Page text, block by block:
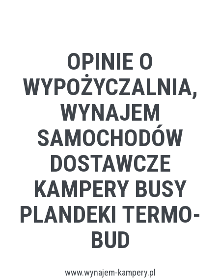
OPINIE O
WYPOŻYCZALNIA,
WYNAJEM
SAMOCHODÓW
DOSTAWCZE
KAMPERY BUSY
PLANDEKI TERMO-
BUD
www.wynajem-kampery.pl